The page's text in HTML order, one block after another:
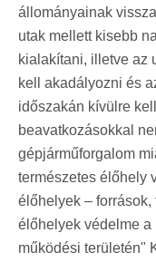
állományainak
utak mellett kisebb
kialakítani, illetve az
kell akadályozni és
időszakán kívülre
beavatkozásokkal
gépjárműforgalom
természetes élőhely
élőhelyek –
élőhelyek védelme a
működési területén"